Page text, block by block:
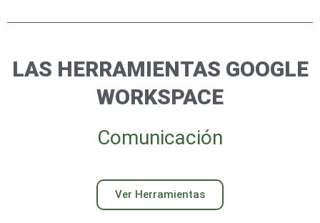
LAS HERRAMIENTAS GOOGLE
WORKSPACE
Comunicación
Ver Herramientas